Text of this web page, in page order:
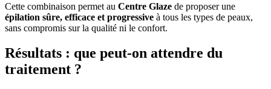
Cette combinaison permet au Centre Glaze de proposer une
épilation sûre, efficace et progressive à tous les types de peaux,
sans compromis sur la qualité ni le confort.
Résultats : que peut-on attendre du
traitement ?